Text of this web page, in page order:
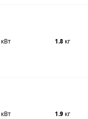
кВт 1.8 кг
кВт 1.9 кг